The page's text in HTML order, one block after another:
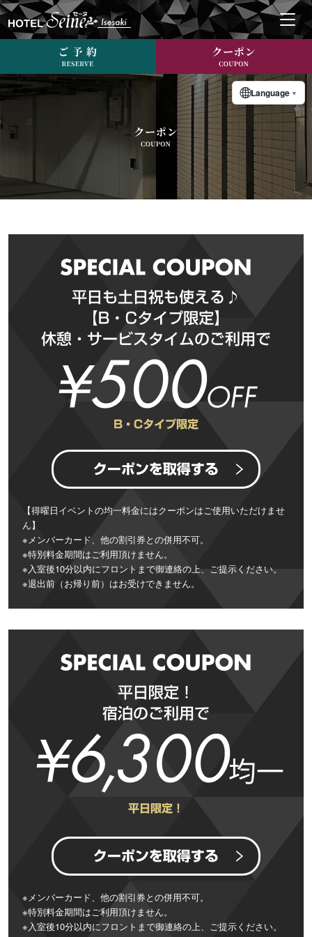
Language ▼
【得曜日イベントの均一料金にはクーポンはご使用いただけませ
ん】
※メンバーカード、他の割引券との併用不可。
※特別料金期間はご利用頂けません。
※入室後10分以内にフロントまで御連絡の上、ご提示ください。
※退出前（お帰り前）はお受けできません。
※メンバーカード、他の割引券との併用不可。
※特別料金期間はご利用頂けません。
※入室後10分以内にフロントまで御連絡の上、ご提示ください。